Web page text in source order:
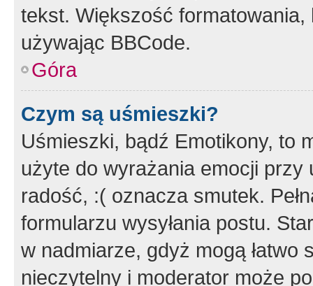
tekst. Większość
używając BBCode.
Góra
Czym są uśmieszki?
Uśmieszki, bądź Emotikony, to
użyte do wyrażania emocji
radość, :( oznacza smutek.
formularzu wysyłania postu.
w nadmiarze, gdyż mogą
nieczytelny i moderator może